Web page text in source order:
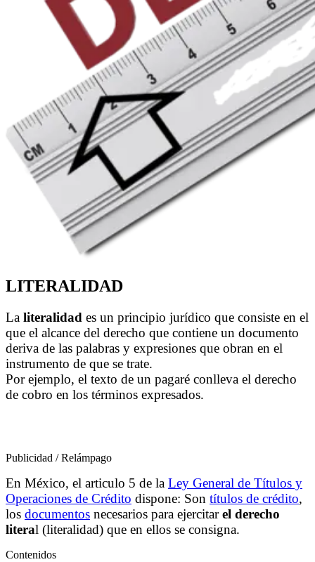
LITERALIDAD
La literalidad es un principio jurídico que consiste en el
que el alcance del derecho que contiene un documento
deriva de las palabras y expresiones que obran en el
instrumento de que se trate.
Por ejemplo, el texto de un pagaré conlleva el derecho
de cobro en los términos expresados.
Publicidad / Relámpago
En México, el articulo 5 de la Ley General de Títulos y
Operaciones de Crédito dispone: Son títulos de crédito,
los documentos necesarios para ejercitarel derecho
literal (literalidad) que en ellos se consigna.
Contenidos